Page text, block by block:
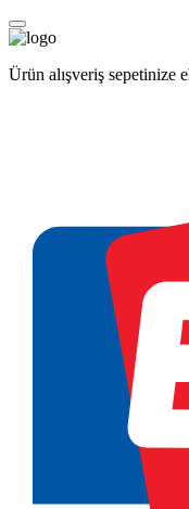
Ürün alışveriş sepetinize